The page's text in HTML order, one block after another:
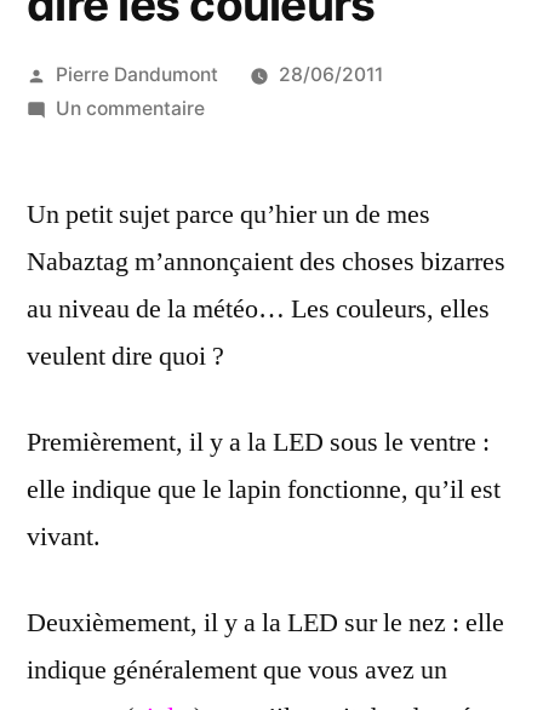
Publié
par
Pierre Dandumont
28/06/2011
Un commentairesur
que
dire
les
couleurs
Un petit sujet parce qu’hier un de mes
Nabaztag m’annonçaient des choses bizarres
au niveau de la météo… Les couleurs, elles
veulent dire quoi ?
Premièrement, il y a la LED sous le ventre :
elle indique que le lapin fonctionne, qu’il est
vivant.
Deuxièmement, il y a la LED sur le nez : elle
indique généralement que vous avez un